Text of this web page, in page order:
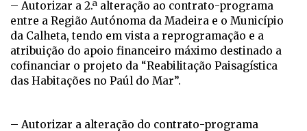
– Autorizar a 2.ª alteração ao contrato-programa
entre a Região Autónoma da Madeira e o Município
da Calheta, tendo em vista a reprogramação e a
atribuição do apoio financeiro máximo destinado a
cofinanciar o projeto da “Reabilitação Paisagística
das Habitações no Paúl do Mar”.
– Autorizar a alteração do contrato-programa